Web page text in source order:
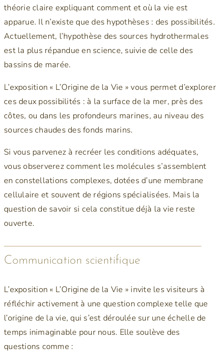
théorie claire expliquant comment et où la vie est
apparue. Il n’existe que des hypothèses : des possibilités.
Actuellement, l’hypothèse des sources hydrothermales
est la plus répandue en science, suivie de celle des
bassins de marée.
L’exposition « L’Origine de la Vie » vous permet d’explorer
ces deux possibilités : à la surface de la mer, près des
côtes, ou dans les profondeurs marines, au niveau des
sources chaudes des fonds marins.
Si vous parvenez à recréer les conditions adéquates,
vous observerez comment les molécules s’assemblent
en constellations complexes, dotées d’une membrane
cellulaire et souvent de régions spécialisées. Mais la
question de savoir si cela constitue déjà la vie reste
ouverte.
Communication scientifique
L’exposition « L’Origine de la Vie » invite les visiteurs à
réfléchir activement à une question complexe telle que
l’origine de la vie, qui s’est déroulée sur une échelle de
temps inimaginable pour nous. Elle soulève des
questions comme :